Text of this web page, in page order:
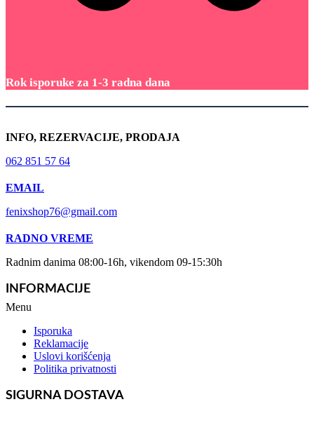
Rok isporuke za 1-3 radna dana
INFO, REZERVACIJE, PRODAJA
062 851 57 64
EMAIL
fenixshop76@gmail.com
RADNO VREME
Radnim danima 08:00-16h, vikendom 09-15:30h
INFORMACIJE
Menu
Isporuka
Reklamacije
Uslovi korišćenja
Politika privatnosti
SIGURNA DOSTAVA